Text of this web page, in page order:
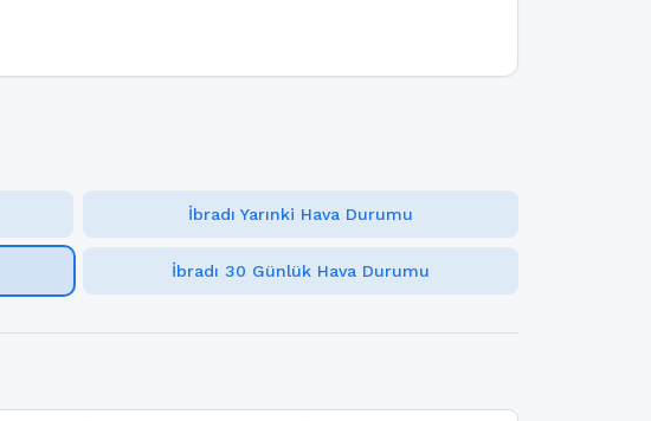
İbradı Yarınki Hava Durumu
İbradı 30 Günlük Hava Durumu